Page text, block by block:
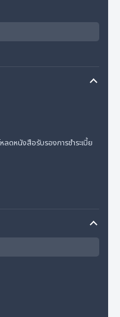
ดหนังสือรับรองการชำระเบี้ย